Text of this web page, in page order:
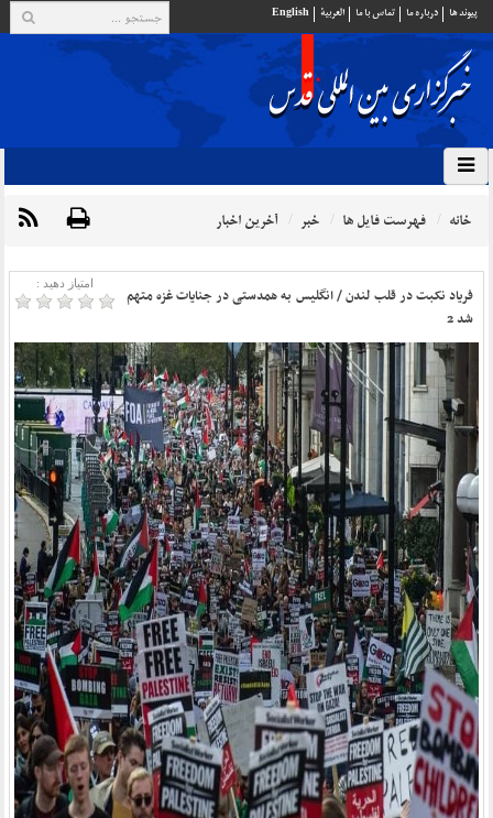
پيوند ها درباره ما تماس با ما العربية English
خانه فهرست فایل ها خبر آخرین اخبار
امتیاز دهید :
فریاد نکبت در قلب لندن / انگلیس به همدستی در جنایات غزه متهم
شد 2